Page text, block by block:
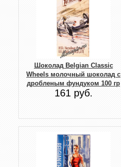
Шоколад Belgian Classic
Wheels молочный шоколад с
дробленым фундуком 100 гр
161 руб.